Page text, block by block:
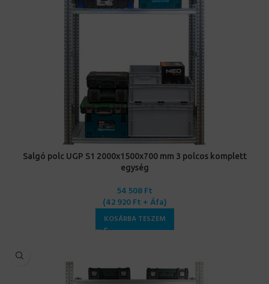
Salgó polc UGP S1 2000x1500x700 mm 3 polcos komplett
egység
54 508Ft
(42 920Ft + Áfa)
KOSÁRBA TESZEM